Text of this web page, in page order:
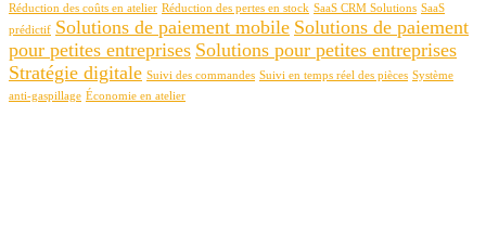
Réduction des coûts en atelier Réduction des pertes en stock SaaS CRM Solutions SaaS
prédictif Solutions de paiement mobile Solutions de paiement
pour petites entreprises Solutions pour petites entreprises
Stratégie digitale Suivi des commandes Suivi en temps réel des pièces Système
anti-gaspillage Économie en atelier